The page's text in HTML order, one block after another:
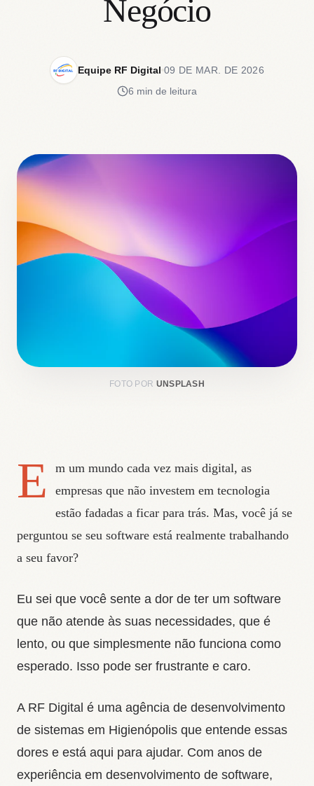
Negócio
Equipe RF Digital 09 DE MAR. DE 2026
6 min de leitura
FOTO POR UNSPLASH
E
m um mundo cada vez mais digital, as
empresas que não investem em tecnologia
estão fadadas a ficar para trás. Mas, você já se
perguntou se seu software está realmente trabalhando
a seu favor?
Eu sei que você sente a dor de ter um software
que não atende às suas necessidades, que é
lento, ou que simplesmente não funciona como
esperado. Isso pode ser frustrante e caro.
A RF Digital é uma agência de desenvolvimento
de sistemas em Higienópolis que entende essas
dores e está aqui para ajudar. Com anos de
experiência em desenvolvimento de software,